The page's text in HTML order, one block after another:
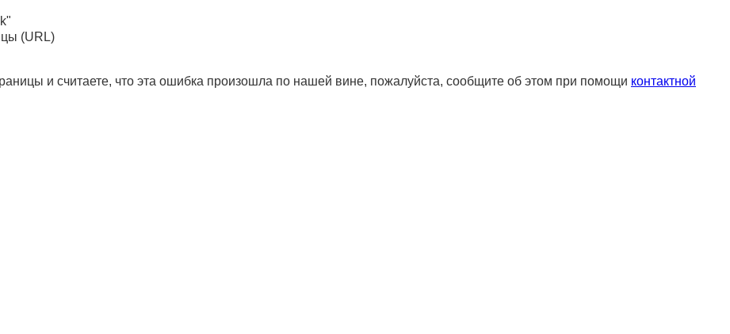
(URL)
и считаете, что эта ошибка произошла по нашей вине, пожалуйста, сообщите об этом при помощи контактной